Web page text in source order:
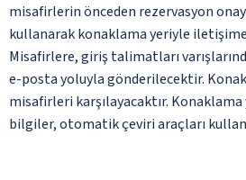
misafirlerin önceden rezervasyon
kullanarak konaklama yeriyle
Misafirlere, giriş talimatları
e-posta yoluyla gönderilecektir.
misafirleri karşılayacaktır.
bilgiler, otomatik çeviri araçları